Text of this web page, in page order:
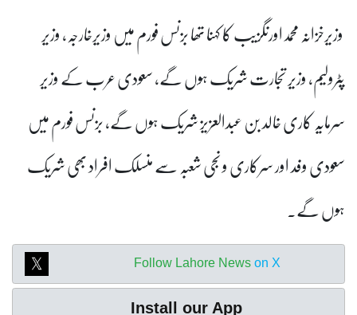
وزیرخزانہ محمداورنگزیب کا کہنا تھا بزنس فورم میں وزیرخارجہ، وزیر
پٹرولیم، وزیر تجارت شریک ہوں گے، سعودی عرب کے وزیر
سرمایہ کاری خالد بن عبدالعزیز شریک ہوں گے، بزنس فورم میں
سعودی وفد اور سرکاری و نجی شعبہ سے منسلک افراد بھی شریک
ہوں گے۔
Follow Lahore News on X
Install our App